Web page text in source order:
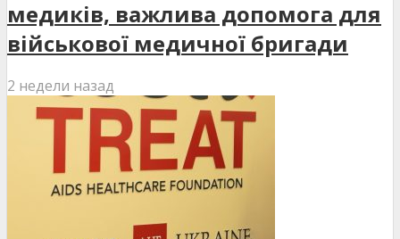
медиків, важлива допомога для
військової медичної бригади
2 недели назад